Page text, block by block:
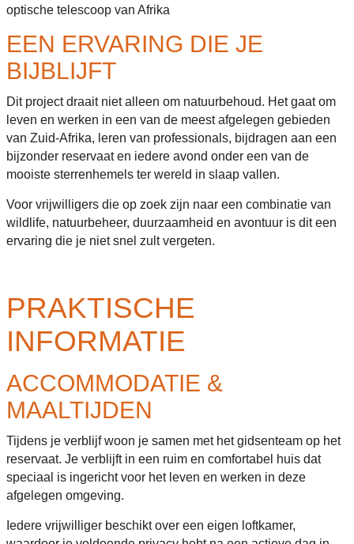
optische telescoop van Afrika
EEN ERVARING DIE JE
BIJBLIJFT
Dit project draait niet alleen om natuurbehoud. Het gaat om
leven en werken in een van de meest afgelegen gebieden
van Zuid-Afrika, leren van professionals, bijdragen aan een
bijzonder reservaat en iedere avond onder een van de
mooiste sterrenhemels ter wereld in slaap vallen.
Voor vrijwilligers die op zoek zijn naar een combinatie van
wildlife, natuurbeheer, duurzaamheid en avontuur is dit een
ervaring die je niet snel zult vergeten.
PRAKTISCHE
INFORMATIE
ACCOMMODATIE &
MAALTIJDEN
Tijdens je verblijf woon je samen met het gidsenteam op het
reservaat. Je verblijft in een ruim en comfortabel huis dat
speciaal is ingericht voor het leven en werken in deze
afgelegen omgeving.
Iedere vrijwilliger beschikt over een eigen loftkamer,